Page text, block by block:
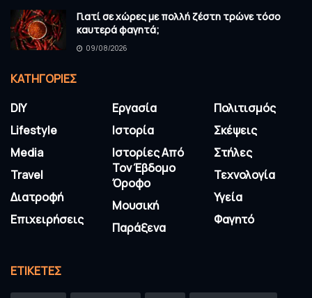
Γιατί σε χώρες με πολλή ζέστη τρώνε τόσο
καυτερά φαγητά;
09/08/2026
KΑΤΗΓΟΡΊΕΣ
DIY
Lifestyle
Media
Travel
Διατροφή
Επιχειρήσεις
Εργασία
Ιστορία
Ιστορίες Από
Τον Έβδομο
Όροφο
Μουσική
Παράξενα
Πολιτισμός
Σκέψεις
Στήλες
Τεχνολογία
Υγεία
Φαγητό
ΕΤΙΚΈΤΕΣ